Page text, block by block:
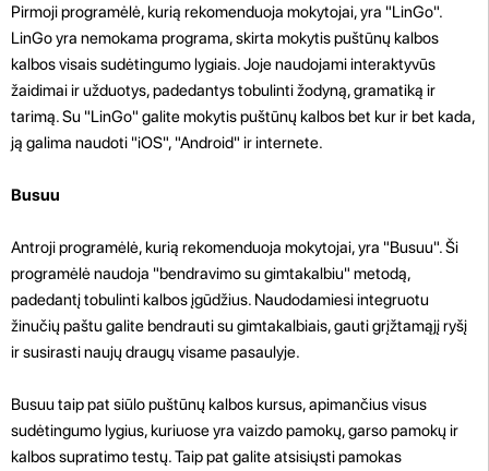
Pirmoji programėlė, kurią rekomenduoja mokytojai, yra "LinGo".
LinGo yra nemokama programa, skirta mokytis puštūnų kalbos
kalbos visais sudėtingumo lygiais. Joje naudojami interaktyvūs
žaidimai ir užduotys, padedantys tobulinti žodyną, gramatiką ir
tarimą. Su "LinGo" galite mokytis puštūnų kalbos bet kur ir bet kada,
ją galima naudoti "iOS", "Android" ir internete.
Busuu
Antroji programėlė, kurią rekomenduoja mokytojai, yra "Busuu". Ši
programėlė naudoja "bendravimo su gimtakalbiu" metodą,
padedantį tobulinti kalbos įgūdžius. Naudodamiesi integruotu
žinučių paštu galite bendrauti su gimtakalbiais, gauti grįžtamąjį ryšį
ir susirasti naujų draugų visame pasaulyje.
Busuu taip pat siūlo puštūnų kalbos kursus, apimančius visus
sudėtingumo lygius, kuriuose yra vaizdo pamokų, garso pamokų ir
kalbos supratimo testų. Taip pat galite atsisiųsti pamokas